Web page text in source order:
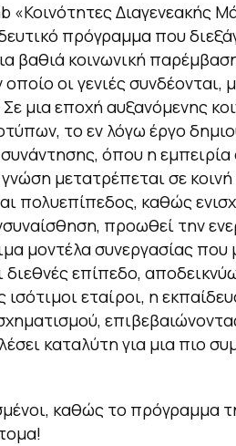
«Κοινότητες Διαγενεακής
πρόγραμμα που
βαθιά κοινωνική
οι γενιές συνδέονται,
μια εποχή αυξανόμενης
το εν λόγω έργο
όπου η
γνώση μετατρέπεται σε
πολυεπίπεδος, καθώς
προωθεί την
μοντέλα συνεργασίας
επίπεδο,
ισότιμοι εταίροι, η
καταλύτη για μια πιο
καθώς το πρόγραμμα